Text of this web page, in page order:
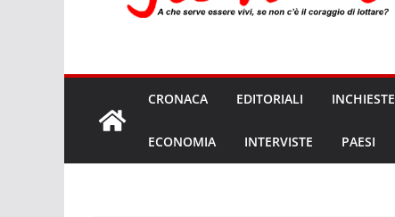
CRONACA EDITORIALI INCHIESTE
ECONOMIA INTERVISTE PAESI